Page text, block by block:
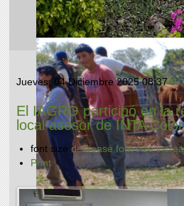
Jueves, 04 Diciembre 2025 08:37
El IAGRO participó en la
local asesor de INTA
font size decrease font size
Print